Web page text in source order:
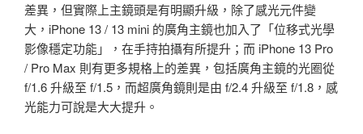
差異，但實際上主鏡頭是有明顯升級，除了感光元件變
大，iPhone 13 / 13 mini 的廣角主鏡也加入了「位移式光學
影像穩定功能」，在手持拍攝有所提升；而 iPhone 13 Pro
/ Pro Max 則有更多規格上的差異，包括廣角主鏡的光圈從
f/1.6 升級至 f/1.5，而超廣角鏡則是由 f/2.4 升級至 f/1.8，感
光能力可說是大大提升。